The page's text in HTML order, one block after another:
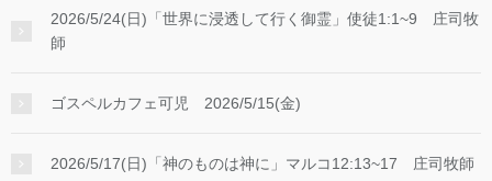
2026/5/24(日)「世界に浸透して行く御霊」使徒1:1~9 庄司牧
師
ゴスペルカフェ可児 2026/5/15(金)
2026/5/17(日)「神のものは神に」マルコ12:13~17 庄司牧師